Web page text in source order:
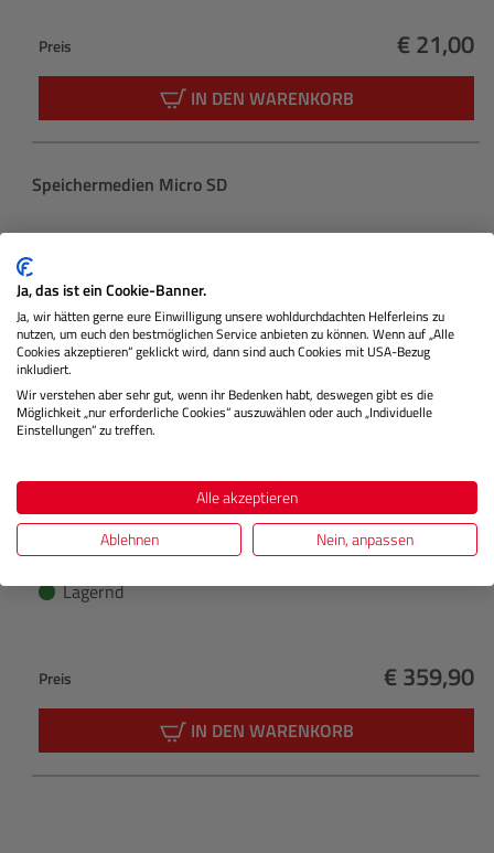
Preis € 21,00
IN DEN WARENKORB
Produktgalerie überspringen
Speichermedien Micro SD
AV PRO microSD V30 MK2 1 TB
Lagernd
Preis
Regulärer
€ 359,90
IN DEN WARENKORB
Ja, das ist ein Cookie-Banner.
Ja, wir hätten gerne eure Einwilligung unsere wohldurchdachten Helferleins zu
nutzen, um euch den bestmöglichen Service anbieten zu können. Wenn auf „Alle
Cookies akzeptieren“ geklickt wird, dann sind auch Cookies mit USA-Bezug
inkludiert.
Wir verstehen aber sehr gut, wenn ihr Bedenken habt, deswegen gibt es die
Möglichkeit „nur erforderliche Cookies“ auszuwählen oder auch „Individuelle
Einstellungen“ zu treffen.
Alle akzeptieren
Ablehnen
Nein, anpassen